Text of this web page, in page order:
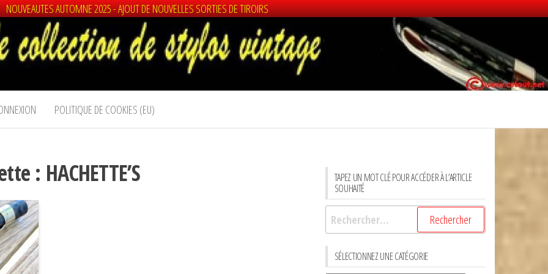
NOUVEAUTES AUTOMNE 2025 - AJOUT DE NOUVELLES SORTIES DE TIROIRS
POLITIQUE DE COOKIES (EU)
: HACHETTE’S
TAPEZ UN MOT CLÉ POUR ACCÉDER À L’ARTICLE
SOUHAITÉ
Rechercher :
SÉLECTIONNEZ UNE CATÉGORIE